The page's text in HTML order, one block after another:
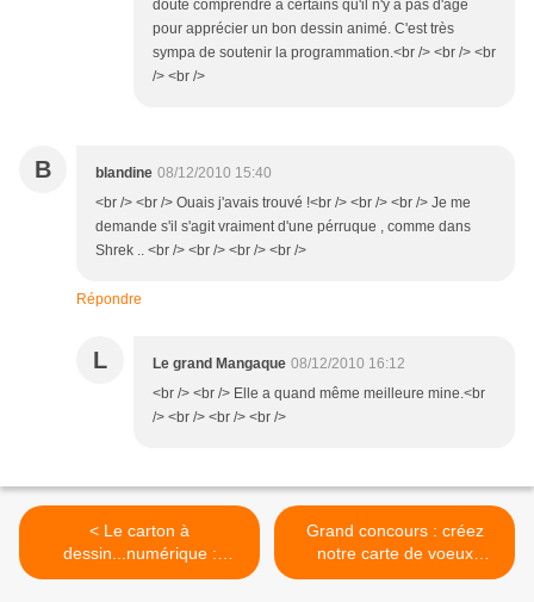
doute comprendre à certains qu'il n'y a pas d'âge
pour apprécier un bon dessin animé. C'est très
sympa de soutenir la programmation.<br /> <br /> <br
/> <br />
B blandine 08/12/2010 15:40
<br /> <br /> Ouais j'avais trouvé !<br /> <br /> <br /> Je me
demande s'il s'agit vraiment d'une pérruque , comme dans
Shrek .. <br /> <br /> <br /> <br />
Répondre
L Le grand Mangaque 08/12/2010 16:12
<br /> <br /> Elle a quand même meilleure mine.<br
/> <br /> <br /> <br />
< Le carton à
dessin...numérique :
Blandine.
Grand concours : créez
notre carte de voeux
officielle ! >